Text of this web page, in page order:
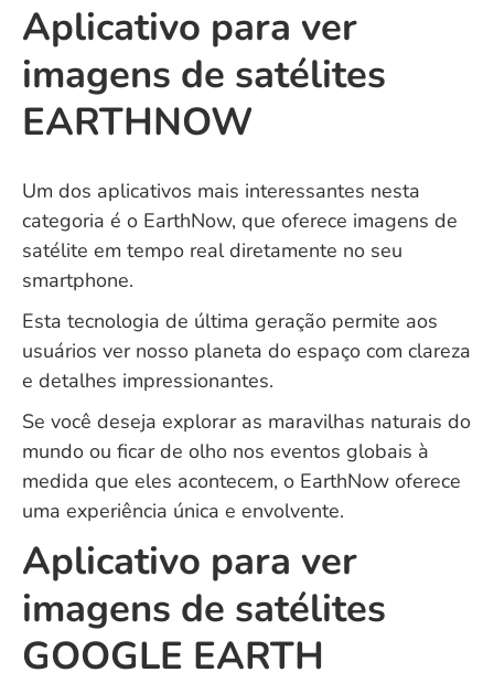
Aplicativo para ver
imagens de satélites
EARTHNOW
Um dos aplicativos mais interessantes nesta
categoria é o EarthNow, que oferece imagens de
satélite em tempo real diretamente no seu
smartphone.
Esta tecnologia de última geração permite aos
usuários ver nosso planeta do espaço com clareza
e detalhes impressionantes.
Se você deseja explorar as maravilhas naturais do
mundo ou ficar de olho nos eventos globais à
medida que eles acontecem, o EarthNow oferece
uma experiência única e envolvente.
Aplicativo para ver
imagens de satélites
GOOGLE EARTH